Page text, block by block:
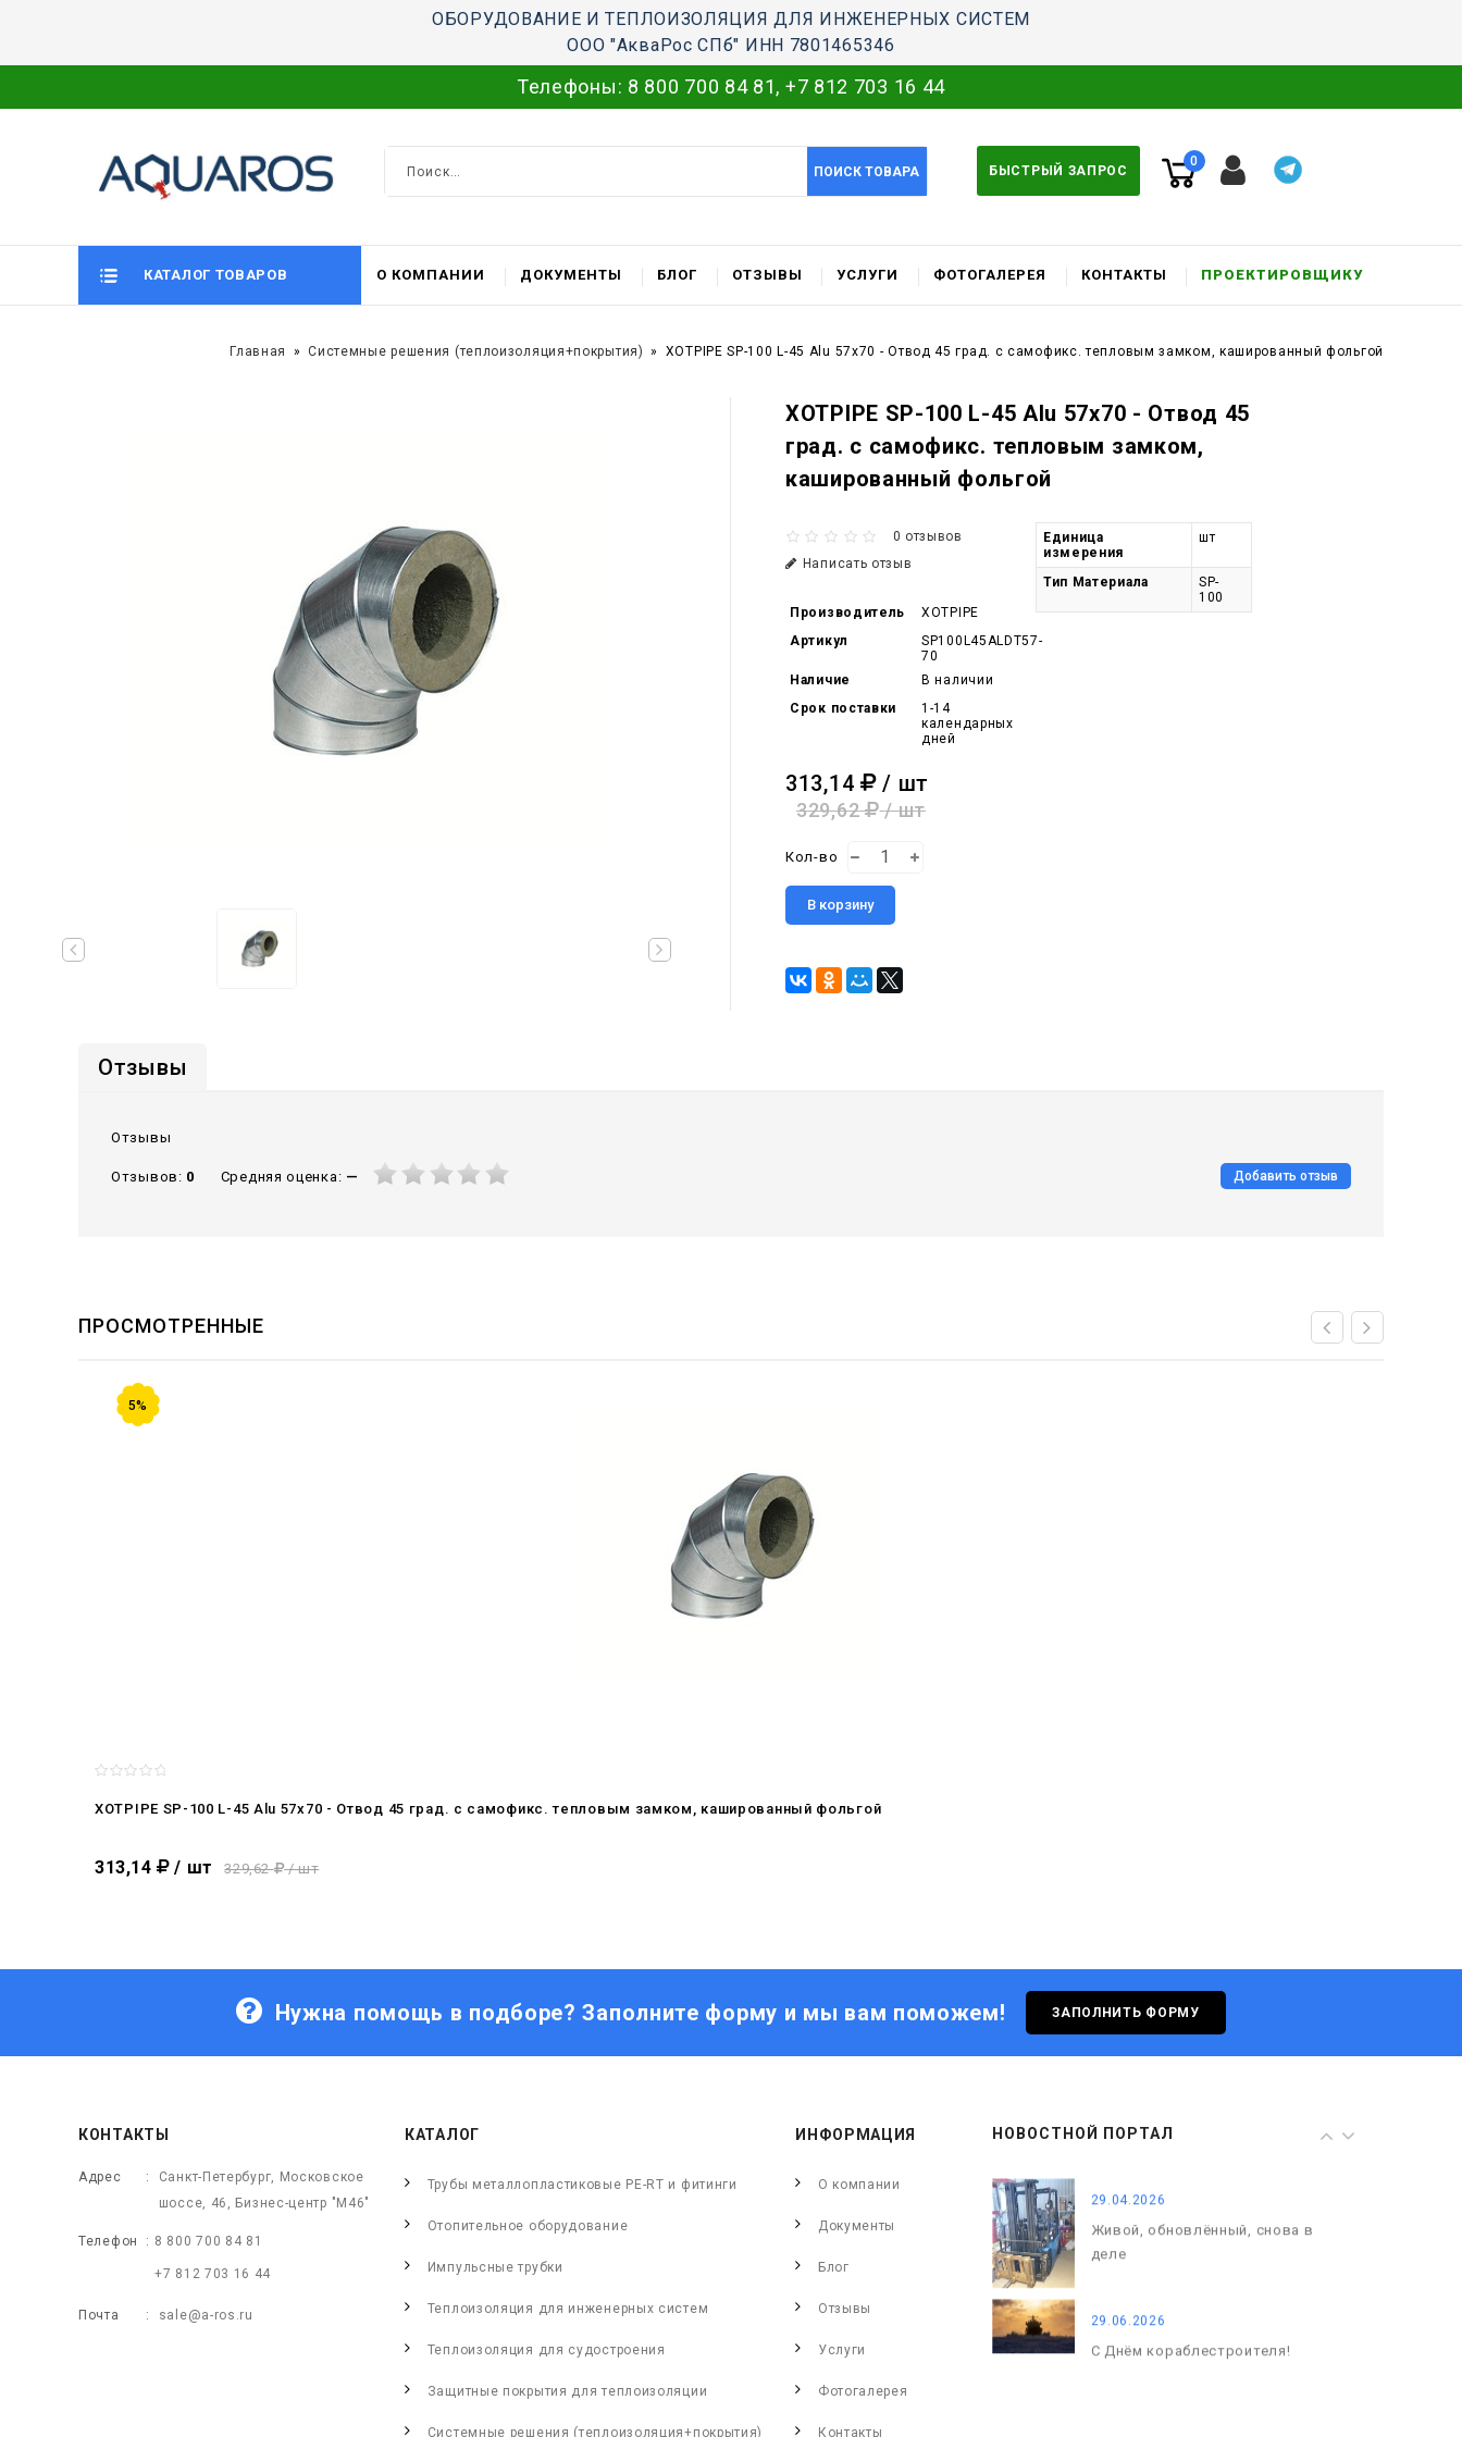
ОБОРУДОВАНИЕ И ТЕПЛОИЗОЛЯЦИЯ ДЛЯ ИНЖЕНЕРНЫХ СИСТЕМ
ООО "АкваРос СПб" ИНН 7801465346
Телефоны: 8 800 700 84 81, +7 812 703 16 44
ПОИСК ТОВАРА БЫСТРЫЙ ЗАПРОС
0
КАТАЛОГ ТОВАРОВ О КОМПАНИИ ДОКУМЕНТЫ БЛОГ ОТЗЫВЫ УСЛУГИ ФОТОГАЛЕРЕЯ КОНТАКТЫ ПРОЕКТИРОВЩИКУ
Главная Системные решения (теплоизоляция+покрытия) XOTPIPE SP-100 L-45 Alu 57x70 - Отвод 45 град. c самофикс. тепловым замком, кашированный фольгой
XOTPIPE SP-100 L-45 Alu 57x70 - Отвод 45
град. c самофикс. тепловым замком,
кашированный фольгой
0 отзывов
Написать отзыв
Производитель
XOTPIPE
Артикул
SP100L45ALDT57-
70
Наличие
В наличии
Срок поставки
1-14
календарных
дней
313,14 / шт
329,62 / шт
Кол-во
В корзину
Единица
измерения
шт
Тип Материала
SP-
100
Отзывы
Отзывы
Отзывов: 0 Средняя оценка: — Добавить отзыв
ПРОСМОТРЕННЫЕ
5%
XOTPIPE SP-100 L-45 Alu 57x70 - Отвод 45 град. c самофикс. тепловым замком, кашированный фольгой
313,14 / шт 329,62 / шт
Нужна помощь в подборе? Заполните форму и мы вам поможем! ЗАПОЛНИТЬ ФОРМУ
НОВОСТНОЙ ПОРТАЛ
С Днём кораблестроителя!
С Днём Победы. Память, которая
29.04.2026
Живой, обновлённый, снова в
деле
29.06.2026
С Днём кораблестроителя!
КОНТАКТЫ
Адрес
Санкт-Петербург, Московское
шоссе, 46, Бизнес-центр "М46"
Телефон 8 800 700 84 81
+7 812 703 16 44
Почта sale@a-ros.ru
КАТАЛОГ
Трубы металлопластиковые PE-RT и фитинги
Отопительное оборудование
Импульсные трубки
Теплоизоляция для инженерных систем
Теплоизоляция для судостроения
Защитные покрытия для теплоизоляции
Системные решения (теплоизоляция+покрытия)
ИНФОРМАЦИЯ
О компании
Документы
Блог
Отзывы
Услуги
Фотогалерея
Контакты